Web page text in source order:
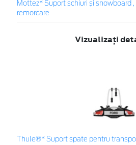
Mottez* Suport schiuri și snowboard
remorcare
Vizualizați
Thule®* Suport spate pentru